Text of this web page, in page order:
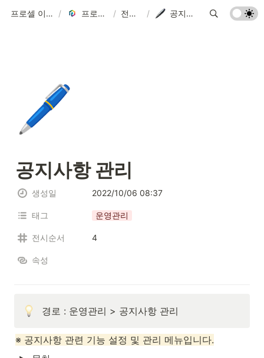
프로셀 이용가이드 / 프로셀 가이드 / 전체보기 / 공지사항 관리
🖊️
공지사항 관리
생성일 2022/10/06 08:37
태그 운영관리
전시순서 4
속성
경로 : 운영관리 > 공지사항 관리
※ 공지사항 관련 기능 설정 및 관리 메뉴입니다.